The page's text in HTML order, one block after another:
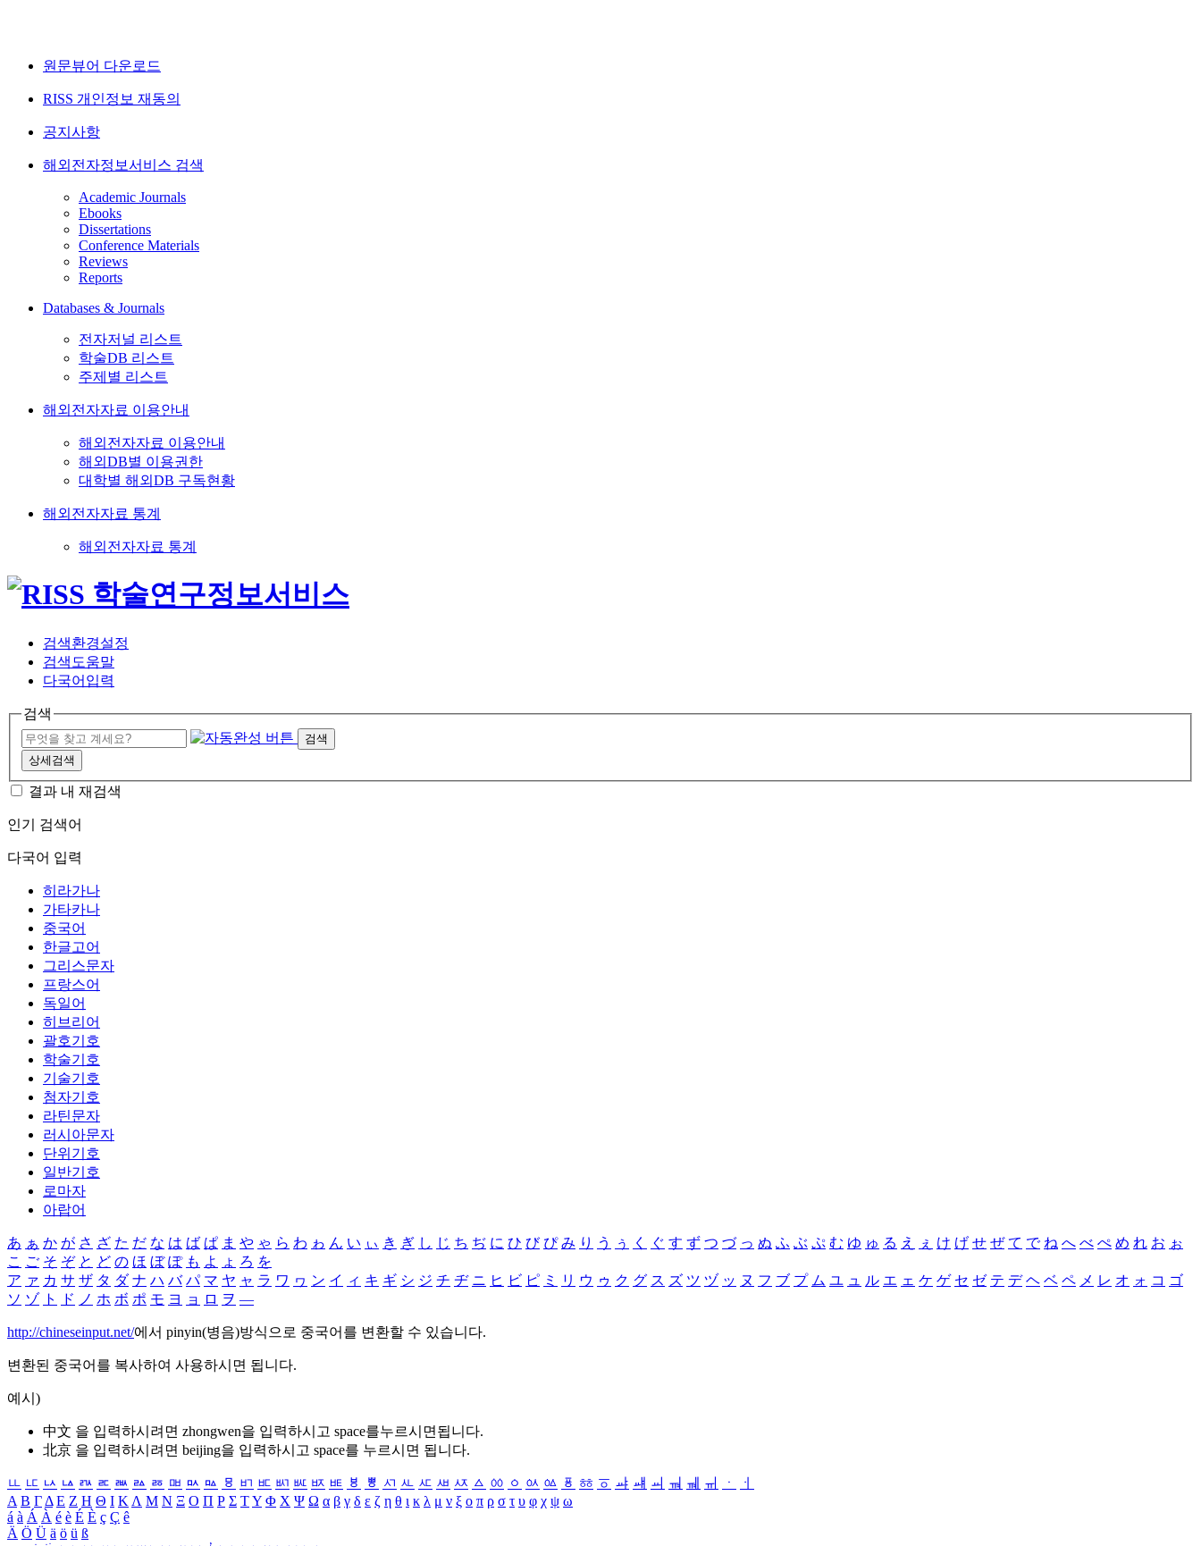
원문뷰어 다운로드
RISS 개인정보 재동의
공지사항
해외전자정보서비스 검색
Academic Journals
Ebooks
Dissertations
Conference Materials
Reviews
Reports
Databases & Journals
전자저널 리스트
학술DB 리스트
주제별 리스트
해외전자자료 이용안내
해외전자자료 이용안내
해외DB별 이용권한
대학별 해외DB 구독현황
해외전자자료 통계
해외전자자료 통계
검색환경설정
검색도움말
다국어입력
검색
검색
상세검색
결과 내 재검색
인기 검색어
다국어 입력
히라가나
가타카나
중국어
한글고어
그리스문자
프랑스어
독일어
히브리어
괄호기호
학술기호
기술기호
첨자기호
라틴문자
러시아문자
단위기호
일반기호
로마자
아랍어
あ ぁ か が さ ざ た だ な は ば ぱ ま や ゃ ら わ ゎ ん い ぃ き ぎ し じ ち ぢ に ひ び ぴ み り う ぅ く ぐ す ず つ づ っ ぬ ふ ぶ ぷ む ゆ ゅ る え ぇ け げ せ ぜ て で ね へ べ ぺ め れ お ぉ
こ ご そ ぞ と ど の ほ ぼ ぽ も よ ょ ろ を
ア ァ カ サ ザ タ ダ ナ ハ バ パ マ ヤ ャ ラ ワ ヮ ン イ ィ キ ギ シ ジ チ ヂ ニ ヒ ビ ピ ミ リ ウ ゥ ク グ ス ズ ツ ヅ ッ ヌ フ ブ プ ム ユ ュ ル エ ェ ケ ゲ セ ゼ テ デ ヘ ベ ペ メ レ オ ォ コ ゴ
ソ ゾ ト ド ノ ホ ボ ポ モ ヨ ョ ロ ヲ ―
http://chineseinput.net/에서 pinyin(병음)방식으로 중국어를 변환할 수 있습니다.
변환된 중국어를 복사하여 사용하시면 됩니다.
예시)
中文 을 입력하시려면 zhongwen을 입력하시고 space를누르시면됩니다.
北京 을 입력하시려면 beijing을 입력하시고 space를 누르시면 됩니다.
ㅥ ㅦ ㅧ ㅨ ㅩ ㅪ ㅫ ㅬ ㅭ ㅮ ㅯ ㅰ ㅱ ㅲ ㅳ ㅴ ㅵ ㅶ ㅷ ㅸ ㅹ ㅺ ㅻ ㅼ ㅽ ㅾ ㅿ ㆀ ㆁ ㆂ ㆃ ㆄ ㆅ ㆆ ㆇ ㆈ ㆉ ㆊ ㆋ ㆌ ㆍ
ㆎ
Α Β ΓΔ Ε Ζ Η Θ Ι ΚΛ Μ Ν Ξ Ο Π Ρ Σ ΤΥ Φ Χ Ψ Ω α β γ δ ε ζ η θ ι κ λ μ ν ξ ο π ρ σ τ υ φ χ ψ ω
á à Á À é è É È ç Ç ê
Ä Ö Ü ä ö ü ß